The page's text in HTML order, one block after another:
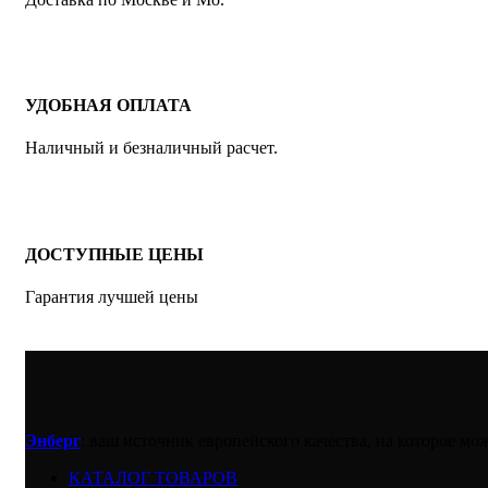
УДОБНАЯ ОПЛАТА
Наличный и безналичный расчет.
ДОСТУПНЫЕ ЦЕНЫ
Гарантия лучшей цены
Энберг
КАТАЛОГ ТОВАРОВ